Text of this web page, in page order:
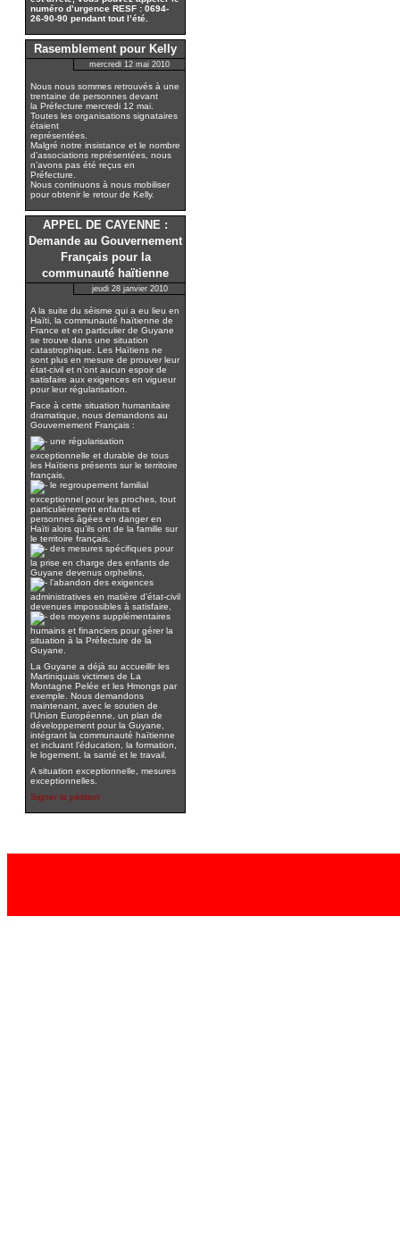
numéro d’urgence RESF : 0694-
26-90-90 pendant tout l’été.
Rasemblement pour Kelly
mercredi 12 mai 2010
Nous nous sommes retrouvés à une
trentaine de personnes devant
la Préfecture mercredi 12 mai.
Toutes les organisations signataires
étaient
représentées.
Malgré notre insistance et le nombre
d’associations représentées, nous
n’avons pas été reçus en
Préfecture.
Nous continuons à nous mobiliser
pour obtenir le retour de Kelly.
APPEL DE CAYENNE :
Demande au Gouvernement
Français pour la
communauté haïtienne
jeudi 28 janvier 2010
A la suite du séisme qui a eu lieu en
Haïti, la communauté haïtienne de
France et en particulier de Guyane
se trouve dans une situation
catastrophique. Les Haïtiens ne
sont plus en mesure de prouver leur
état-civil et n’ont aucun espoir de
satisfaire aux exigences en vigueur
pour leur régularisation.
Face à cette situation humanitaire
dramatique, nous demandons au
Gouvernement Français :
une régularisation
exceptionnelle et durable de tous
les Haïtiens présents sur le territoire
français,
le regroupement familial
exceptionnel pour les proches, tout
particulièrement enfants et
personnes âgées en danger en
Haïti alors qu’ils ont de la famille sur
le territoire français,
des mesures spécifiques pour
la prise en charge des enfants de
Guyane devenus orphelins,
l’abandon des exigences
administratives en matière d’état-civil
devenues impossibles à satisfaire,
des moyens supplémentaires
humains et financiers pour gérer la
situation à la Préfecture de la
Guyane.
La Guyane a déjà su accueillir les
Martiniquais victimes de La
Montagne Pelée et les Hmongs par
exemple. Nous demandons
maintenant, avec le soutien de
l’Union Européenne, un plan de
développement pour la Guyane,
intégrant la communauté haïtienne
et incluant l’éducation, la formation,
le logement, la santé et le travail.
A situation exceptionnelle, mesures
exceptionnelles.
Signer la pétition